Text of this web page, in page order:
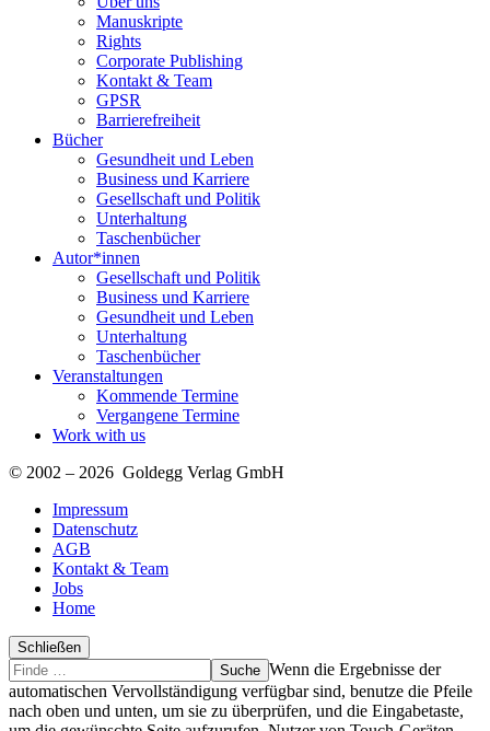
Manuskripte
Rights
Corporate Publishing
Kontakt & Team
GPSR
Barrierefreiheit
Bücher
Gesundheit und Leben
Business und Karriere
Gesellschaft und Politik
Unterhaltung
Taschenbücher
Autor*innen
Gesellschaft und Politik
Business und Karriere
Gesundheit und Leben
Unterhaltung
Taschenbücher
Veranstaltungen
Kommende Termine
Vergangene Termine
Work with us
© 2002 – 2026 Goldegg Verlag GmbH
Impressum
Datenschutz
AGB
Kontakt & Team
Jobs
Home
Schließen
Suche
Finde
…
Wenn die Ergebnisse der
automatischen Vervollständigung verfügbar sind, benutze die Pfeile
nach oben und unten, um sie zu überprüfen, und die Eingabetaste,